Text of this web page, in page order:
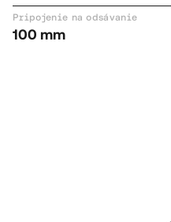
Pripojenie na odsávanie
100 mm